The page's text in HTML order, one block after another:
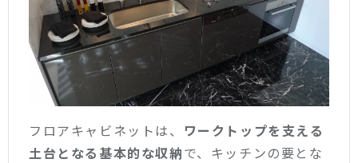
フロアキャビネットは、 ワークトップを支える
土台となる基本的な収納で、キッチンの要とな